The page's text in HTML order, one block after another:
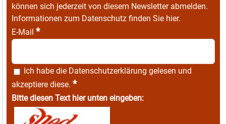
können sich jederzeit von diesem Newsletter abmelden.
Informationen zum Datenschutz finden Sie hier.
E-Mail *
Ich habe die Datenschutzerklärung gelesen und
akzeptiere diese. *
Bitte diesen Text hier unten eingeben: